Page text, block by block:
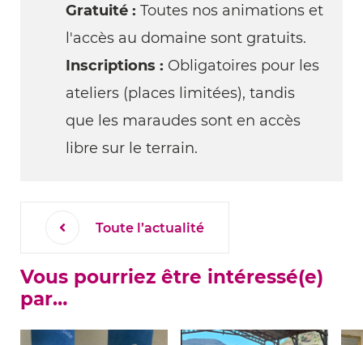
Gratuité : Toutes nos animations et
l'accès au domaine sont gratuits.
Inscriptions : Obligatoires pour les
ateliers (places limitées), tandis
que les maraudes sont en accès
libre sur le terrain.
Toute l’actualité
Vous pourriez être intéressé(e)
par…